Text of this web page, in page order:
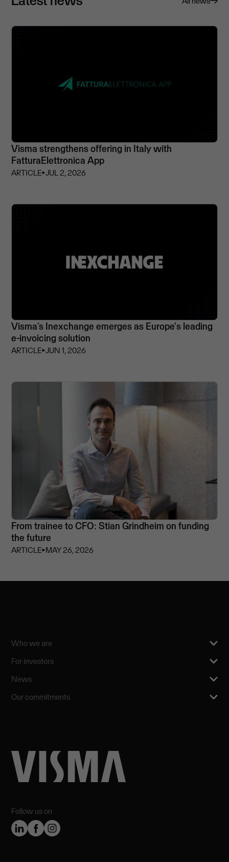
Visma strengthens offering in Italy with
FatturaElettronica App
ARTICLE⏵JUL 2, 2026
Visma’s Inexchange emerges as Europe's leading
e-invoicing solution
ARTICLE⏵JUN 1, 2026
From trainee to CFO: Stian Grindheim on funding
the future
ARTICLE⏵MAY 26, 2026
Follow us on
Who we are
For investors
News
Our commitments